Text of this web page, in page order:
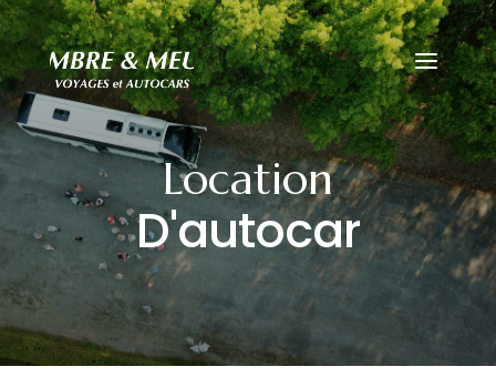
travel layout pack
Location
D'autocar